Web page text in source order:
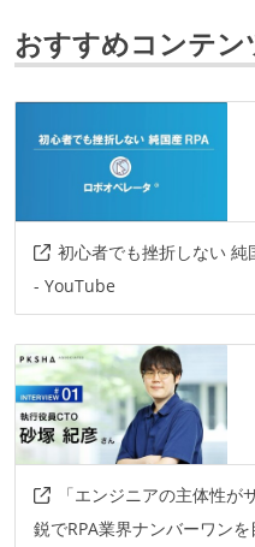
プロジェクト管理
github
backlog
情報共有ツール
slack
notion
その他
windows
その他、現場で使われ
AIツール
その他
おすすめコンテン
初心者でも挫折しない 純
- YouTube
「エンジニアの主体性
鋭でRPA業界ナンバーワン